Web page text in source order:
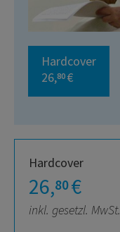
Hardcover
26,80 €
Hardcover
26,80€
inkl. gesetzl. MwSt.